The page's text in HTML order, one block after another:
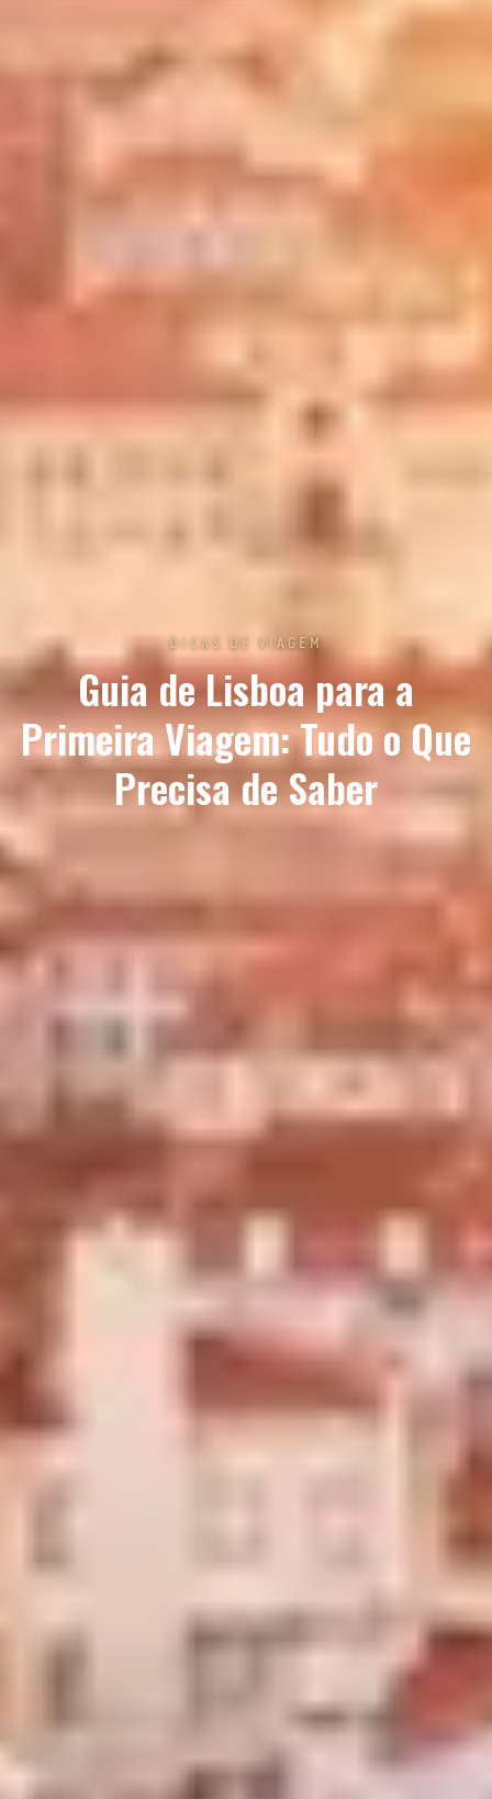
DICAS DE VIAGEM
Guia de Lisboa para a
Primeira Viagem: Tudo o Que
Precisa de Saber